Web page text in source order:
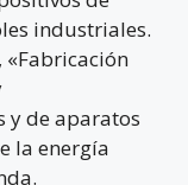
industriales.
«Fabricación
y de aparatos
la energía